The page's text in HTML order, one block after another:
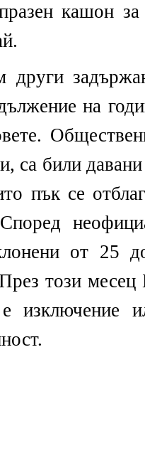
кашон
на
са били
пък се
от 25
този
изключение